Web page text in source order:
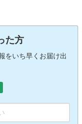
た方
をいち早くお届け出